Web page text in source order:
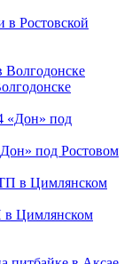
в Ростовской
под Ростовом
в Цимлянском